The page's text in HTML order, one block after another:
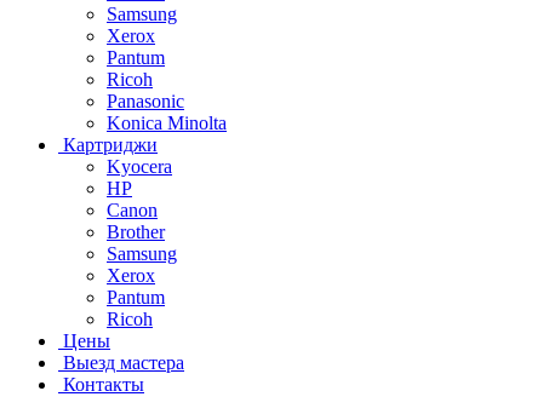
Samsung
Xerox
Pantum
Ricoh
Panasonic
Konica Minolta
Картриджи
Kyocera
HP
Canon
Brother
Samsung
Xerox
Pantum
Ricoh
Цены
Выезд мастера
Контакты